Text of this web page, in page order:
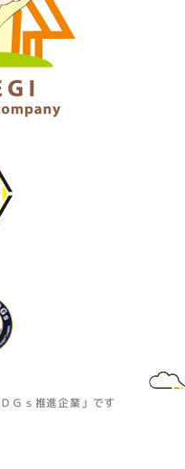
Ｇｓ推進企業」です